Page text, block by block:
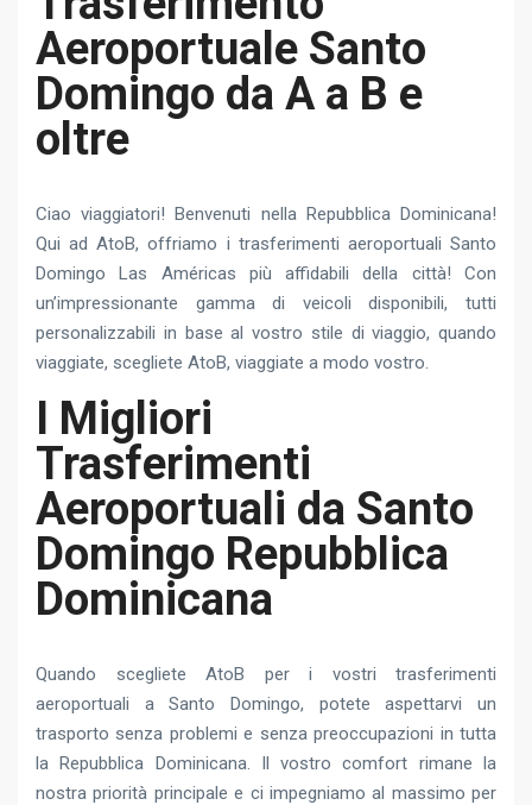
Aeroportuale Santo
Domingo da A a B e
oltre
Ciao viaggiatori! Benvenuti nella Repubblica Dominicana!
Qui ad AtoB, offriamo i trasferimenti aeroportuali Santo
Domingo Las Américas più affidabili della città! Con
un’impressionante gamma di veicoli disponibili, tutti
personalizzabili in base al vostro stile di viaggio, quando
viaggiate, scegliete AtoB, viaggiate a modo vostro.
I Migliori
Trasferimenti
Aeroportuali da Santo
Domingo Repubblica
Dominicana
Quando scegliete AtoB per i vostri trasferimenti
aeroportuali a Santo Domingo, potete aspettarvi un
trasporto senza problemi e senza preoccupazioni in tutta
la Repubblica Dominicana. Il vostro comfort rimane la
nostra priorità principale e ci impegniamo al massimo per